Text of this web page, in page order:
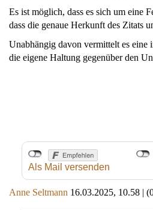
Es ist möglich, dass es sich um eine
dass die genaue Herkunft des Zitats
Unabhängig davon vermittelt es eine
die eigene Haltung gegenüber den
Als Mail versenden
Anne Seltmann 16.03.2025, 10.58 |